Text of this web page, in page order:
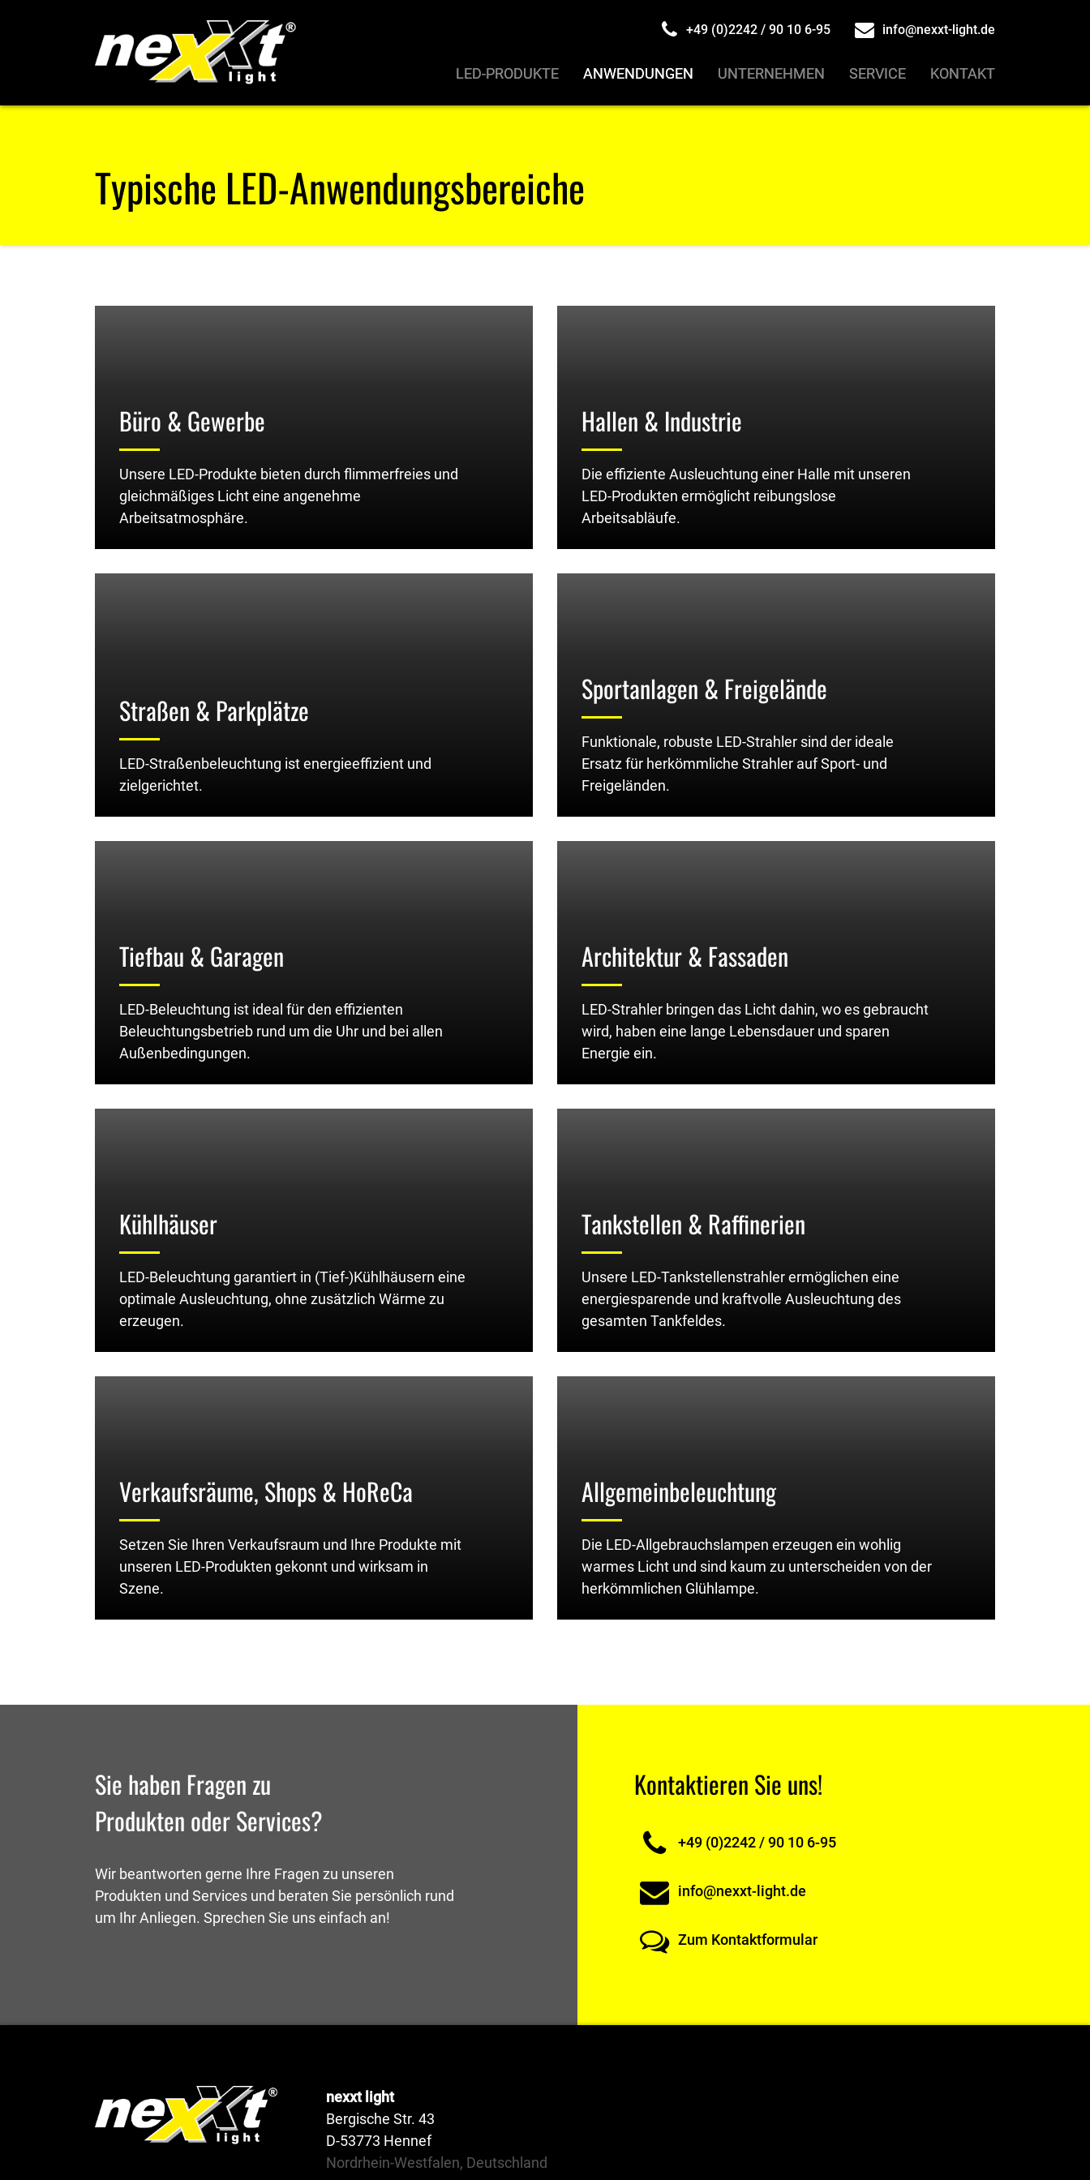
LED-PRODUKTE ANWENDUNGEN UNTERNEHMEN SERVICE KONTAKT
LED-PRODUKTE ANWENDUNGEN UNTERNEHMEN SERVICE KONTAKT
+49 (0)2242 / 90 10 6-95 info@nexxt-light.de
Typische LED-Anwendungsbereiche
Büro & Gewerbe
Unsere LED-Produkte bieten durch flimmerfreies und
gleichmäßiges Licht eine angenehme
Arbeitsatmosphäre.
Hallen & Industrie
Die effiziente Ausleuchtung einer Halle mit unseren
LED-Produkten ermöglicht reibungslose
Arbeitsabläufe.
Straßen & Parkplätze
LED-Straßenbeleuchtung ist energieeffizient und
zielgerichtet.
Sportanlagen & Freigelände
Funktionale, robuste LED-Strahler sind der ideale
Ersatz für herkömmliche Strahler auf Sport- und
Freigeländen.
Tiefbau & Garagen
LED-Beleuchtung ist ideal für den effizienten
Beleuchtungsbetrieb rund um die Uhr und bei allen
Außenbedingungen.
Architektur & Fassaden
LED-Strahler bringen das Licht dahin, wo es gebraucht
wird, haben eine lange Lebensdauer und sparen
Energie ein.
Kühlhäuser
LED-Beleuchtung garantiert in (Tief-)Kühlhäusern eine
optimale Ausleuchtung, ohne zusätzlich Wärme zu
erzeugen.
Tankstellen & Raffinerien
Unsere LED-Tankstellenstrahler ermöglichen eine
energiesparende und kraftvolle Ausleuchtung des
gesamten Tankfeldes.
Verkaufsräume, Shops & HoReCa
Setzen Sie Ihren Verkaufsraum und Ihre Produkte mit
unseren LED-Produkten gekonnt und wirksam in
Szene.
Allgemeinbeleuchtung
Die LED-Allgebrauchslampen erzeugen ein wohlig
warmes Licht und sind kaum zu unterscheiden von der
herkömmlichen Glühlampe.
Sie haben Fragen zu
Produkten oder Services?
Wir beantworten gerne Ihre Fragen zu unseren
Produkten und Services und beraten Sie persönlich rund
um Ihr Anliegen. Sprechen Sie uns einfach an!
Kontaktieren Sie uns!
+49 (0)2242 / 90 10 6-95
info@nexxt-light.de
Zum Kontaktformular
nexxt light
Bergische Str. 43
D-53773 Hennef
Nordrhein-Westfalen, Deutschland